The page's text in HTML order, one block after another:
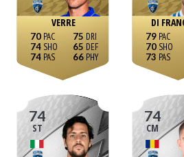
VERRE
70
74
74
75
65
66
DI
79
70
73
74
ST
74
CM